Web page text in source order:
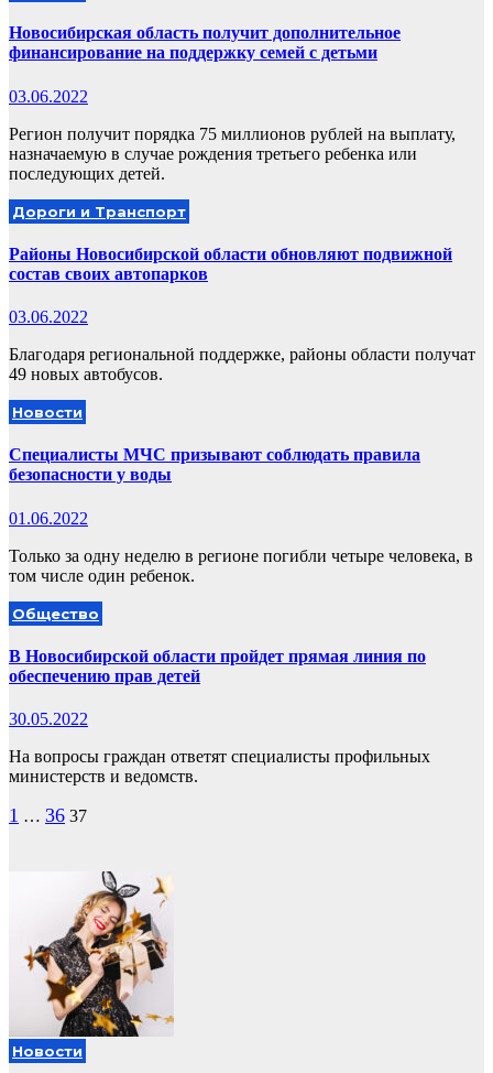
Новосибирская область получит дополнительное
финансирование на поддержку семей с детьми
03.06.2022
Регион получит порядка 75 миллионов рублей на выплату,
назначаемую в случае рождения третьего ребенка или
последующих детей.
Дороги и Транспорт
Районы Новосибирской области обновляют подвижной
состав своих автопарков
03.06.2022
Благодаря региональной поддержке, районы области получат
49 новых автобусов.
Новости
Специалисты МЧС призывают соблюдать правила
безопасности у воды
01.06.2022
Только за одну неделю в регионе погибли четыре человека, в
том числе один ребенок.
Общество
В Новосибирской области пройдет прямая линия по
обеспечению прав детей
30.05.2022
На вопросы граждан ответят специалисты профильных
министерств и ведомств.
Пагинация
1 … 36 37
Новости